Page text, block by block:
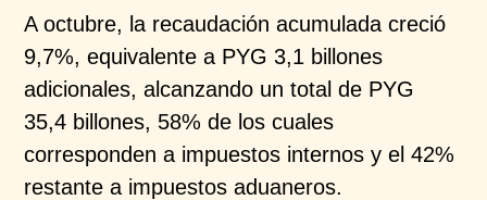
A octubre, la recaudación acumulada creció
9,7%, equivalente a PYG 3,1 billones
adicionales, alcanzando un total de PYG
35,4 billones, 58% de los cuales
corresponden a impuestos internos y el 42%
restante a impuestos aduaneros.